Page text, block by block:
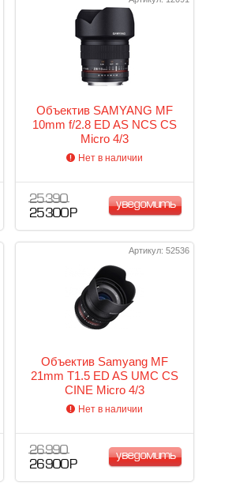
Объектив SAMYANG MF
10mm f/2.8 ED AS NCS CS
Micro 4/3
Нет в наличии
25 390
25 300 Р
уведомить
Артикул: 52536
Объектив Samyang MF
21mm T1.5 ED AS UMC CS
CINE Micro 4/3
Нет в наличии
26 990
26 900 Р
уведомить